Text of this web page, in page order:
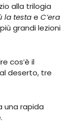
alla trilogia
la testae C’era
grandi lezioni
cos’è il
deserto, tre
una rapida